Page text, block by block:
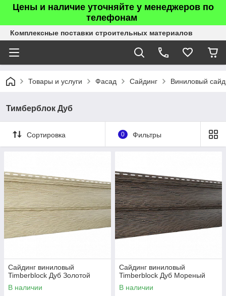
Цены и наличие уточняйте у менеджеров по
телефонам
Комплексные поставки строительных материалов
Товары и услуги Фасад Сайдинг Виниловый
Тимберблок Дуб
Сортировка 0 Фильтры
Сайдинг виниловый
Timberblock Дуб Золотой
В наличии
Сайдинг виниловый
Timberblock Дуб Мореный
В наличии